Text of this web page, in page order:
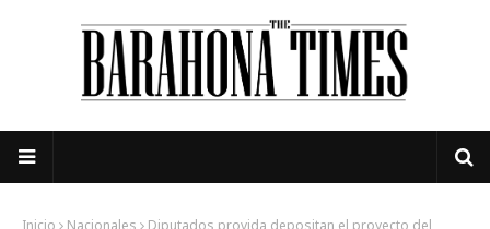
Inicio Nacionales
Diputados provida depositan el proyecto del